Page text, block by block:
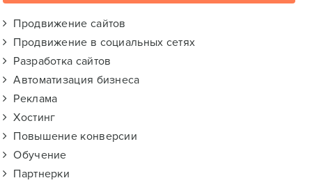
Продвижение сайтов
Продвижение в социальных сетях
Разработка сайтов
Автоматизация бизнеса
Реклама
Хостинг
Повышение конверсии
Обучение
Партнерки